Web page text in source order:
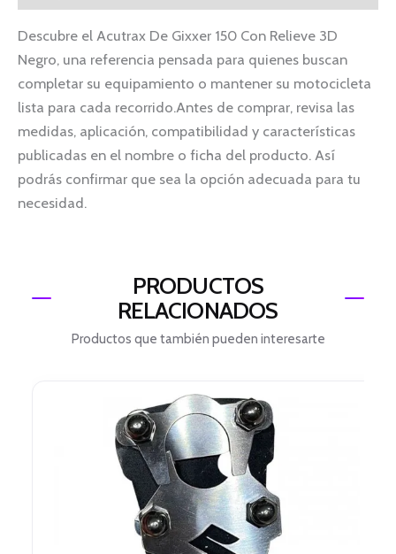
Descubre el Acutrax De Gixxer 150 Con Relieve 3D
Negro, una referencia pensada para quienes buscan
completar su equipamiento o mantener su motocicleta
lista para cada recorrido.Antes de comprar, revisa las
medidas, aplicación, compatibilidad y características
publicadas en el nombre o ficha del producto. Así
podrás confirmar que sea la opción adecuada para tu
necesidad.
PRODUCTOS
RELACIONADOS
Productos que también pueden interesarte